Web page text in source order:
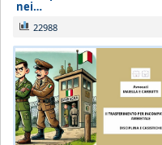
nei…
22988